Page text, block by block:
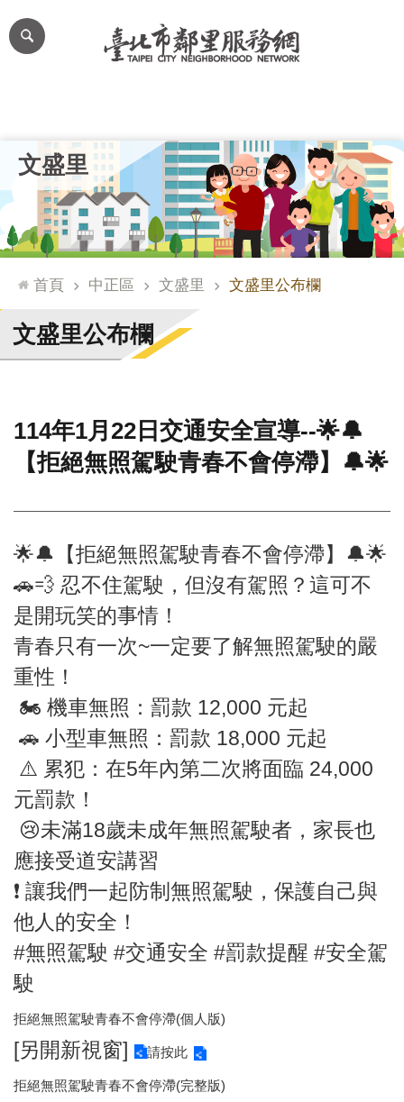
跳到主要內容區塊
網
站
台
通
臺
北
市
門
整
檢
系
文
化
局
化
資
產
北
市
區
里
界
說
臺
北
鄰
長
名
冊
文盛里
首頁 中正區 文盛里 文盛里公布欄
文盛里公布欄
114年1月22日交通安全宣導--🌟🔔
【拒絕無照駕駛青春不會停滯】🔔🌟
🌟🔔【拒絕無照駕駛青春不會停滯】🔔🌟
🚗💨 忍不住駕駛，但沒有駕照？這可不
是開玩笑的事情！
青春只有一次~一定要了解無照駕駛的嚴
重性！
🏍️ 機車無照：罰款 12,000 元起
🚗 小型車無照：罰款 18,000 元起
⚠️ 累犯：在5年內第二次將面臨 24,000
元罰款！
😢未滿18歲未成年無照駕駛者，家長也
應接受道安講習
❗️ 讓我們一起防制無照駕駛，保護自己與
他人的安全！
#無照駕駛 #交通安全 #罰款提醒 #安全駕
駛
拒絕無照駕駛青春不會停滯(個人版)
[另開新視窗] 請按此
拒絕無照駕駛青春不會停滯(完整版)